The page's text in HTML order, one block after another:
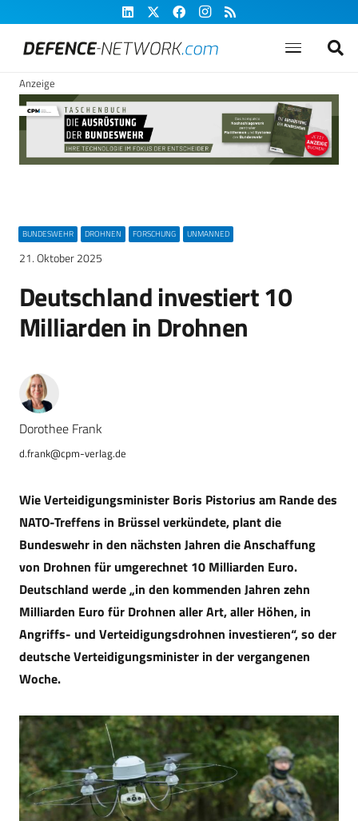
Anzeige
BUNDESWEHR DROHNEN FORSCHUNG UNMANNED
21. Oktober 2025
Deutschland investiert 10
Milliarden in Drohnen
Dorothee Frank
d.frank@cpm-verlag.de
Wie Verteidigungsminister Boris Pistorius am Rande des
NATO-Treffens in Brüssel verkündete, plant die
Bundeswehr in den nächsten Jahren die Anschaffung
von Drohnen für umgerechnet 10 Milliarden Euro.
Deutschland werde „in den kommenden Jahren zehn
Milliarden Euro für Drohnen aller Art, aller Höhen, in
Angriffs- und Verteidigungsdrohnen investieren“, so der
deutsche Verteidigungsminister in der vergangenen
Woche.